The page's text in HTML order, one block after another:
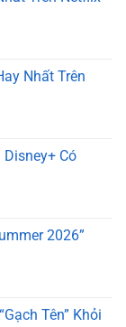
Nhất Trên
Có
2026”
Tên” Khỏi